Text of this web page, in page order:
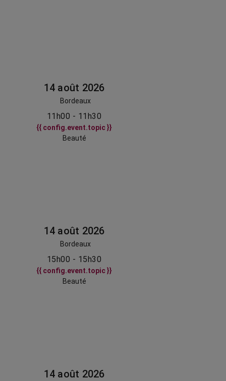
14 août 2026
Bordeaux
11h00 - 11h30
{{ config.event.topic }}
Beauté
14 août 2026
Bordeaux
15h00 - 15h30
{{ config.event.topic }}
Beauté
14 août 2026